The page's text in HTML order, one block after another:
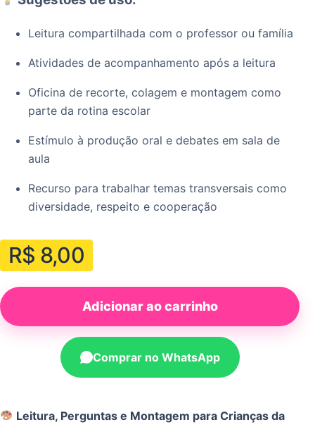
Leitura compartilhada com o professor ou família
Atividades de acompanhamento após a leitura
Oficina de recorte, colagem e montagem como
parte da rotina escolar
Estímulo à produção oral e debates em sala de
aula
Recurso para trabalhar temas transversais como
diversidade, respeito e cooperação
R$ 8,00
Adicionar ao carrinho
Comprar no WhatsApp
Leitura, Perguntas e Montagem para Crianças da